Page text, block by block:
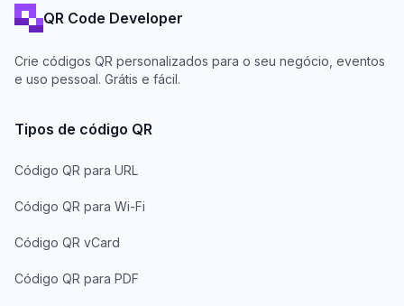
QR Code Developer
Crie códigos QR personalizados para o seu negócio, eventos
e uso pessoal. Grátis e fácil.
Tipos de código QR
Código QR para URL
Código QR para Wi-Fi
Código QR vCard
Código QR para PDF